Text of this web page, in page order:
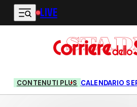
Vai al contenuto principale
LIVE
CONTENUTI PLUS CALENDARIO